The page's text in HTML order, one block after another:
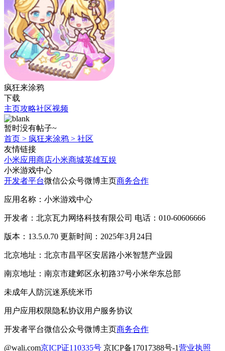
疯狂来涂鸦
下载
主页攻略社区视频
暂时没有帖子~
首页 > 疯狂来涂鸦 > 社区
友情链接
小米应用商店小米商城英雄互娱
小米游戏中心
开发者平台微信公众号微博主页商务合作
应用名称：小米游戏中心
开发者：北京瓦力网络科技有限公司 电话：010-60606666
版本：13.5.0.70 更新时间：2025年3月24日
北京地址：北京市昌平区安居路小米智慧产业园
南京地址：南京市建邺区永初路37号小米华东总部
未成年人防沉迷系统米币
用户应用权限隐私协议用户服务协议
开发者平台微信公众号微博主页商务合作
@wali.com京ICP证110335号 京ICP备17017388号-1营业执照